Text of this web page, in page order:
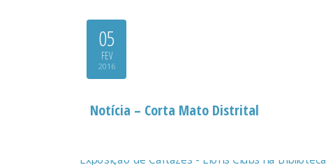
05
FEV
2016
Notícia – Corta Mato Distrital